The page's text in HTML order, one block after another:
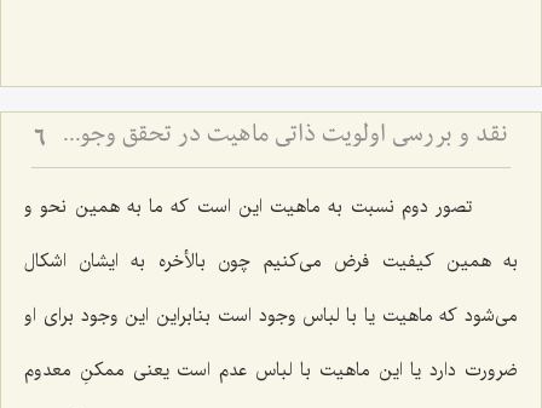
نقد و بررسی اولویت ذاتی ماهیت در تحقق وجود - تحلیل بطلان ترجیح بدون مرجح در نظام هستی 6
تصور دوم نسبت به ماهیت این است که ما به همین نحو و
به همین کیفیت فرض می‌کنیم چون بالأخره به ایشان اشکال
می‌شود که ماهیت یا با لباس وجود است بنابراین این وجود برای او
ضرورت دارد یا این ماهیت با لباس عدم است یعنی ممکنِ معدوم